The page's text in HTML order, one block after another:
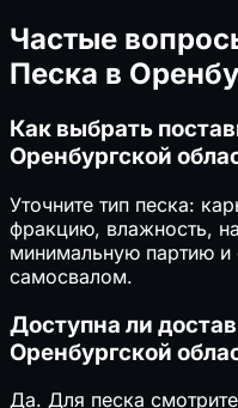
Частые
Песка в
Как выбрать
Оренбургской
Уточните тип песка:
фракцию, влажность,
минимальную партию и
самосвалом.
Доступна ли
Оренбургской
Да. Для песка